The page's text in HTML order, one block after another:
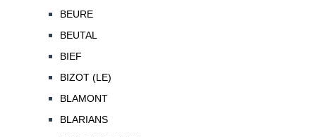
BEURE
BEUTAL
BIEF
BIZOT (LE)
BLAMONT
BLARIANS